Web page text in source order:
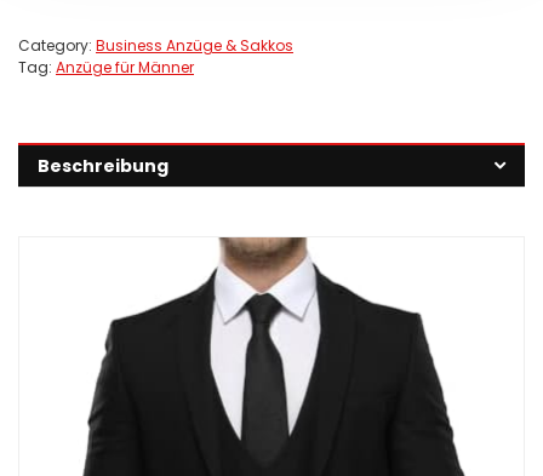
Category: Business Anzüge & Sakkos
Tag: Anzüge für Männer
Beschreibung